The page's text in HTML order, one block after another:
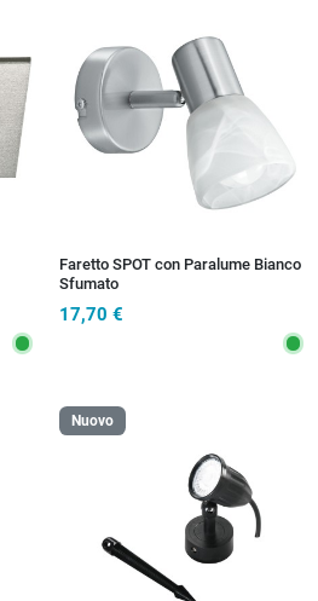
Faretto SPOT con Paralume Bianco
Sfumato
17,70 €
Nuovo